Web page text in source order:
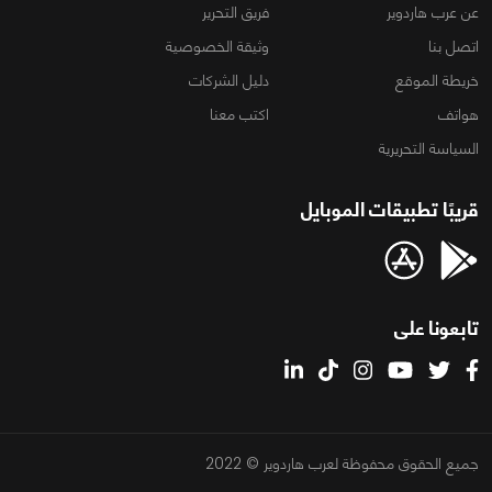
عن عرب هاردوير
فريق التحرير
اتصل بنا
وثيقة الخصوصية
خريطة الموقع
دليل الشركات
هواتف
اكتب معنا
السياسة التحريرية
قريبًا تطبيقات الموبايل
تابعونا على
جميع الحقوق محفوظة لعرب هاردوير © 2022